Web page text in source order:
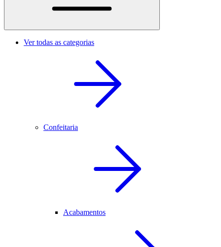
Ver todas as categorias
Confeitaria
Acabamentos